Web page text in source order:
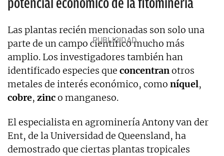
potencial económico de la fitominería
Las plantas recién mencionadas son solo una
parte de un campo científico mucho más
amplio. Los investigadores también han
identificado especies que concentranotros
metales de interés económico, como níquel,
cobre, zinco manganeso.
El especialista en agrominería Antony van der
Ent, de la Universidad de Queensland, ha
demostrado que ciertas plantas tropicales